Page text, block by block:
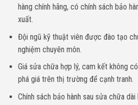
hàng chính hãng, có chính sách bảo
xuất.
Đội ngũ kỹ thuật viên được đào tạo
nghiệm chuyên môn.
Giá sửa chữa hợp lý, cam kết không
phá giá trên thị trường để cạnh tranh.
Chính sách bảo hành sau sửa chữa dài